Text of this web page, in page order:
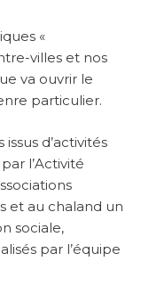
«
villes et nos
va ouvrir le
particulier.
d’activités
l’Activité
et au chaland un
sociale,
par l’équipe